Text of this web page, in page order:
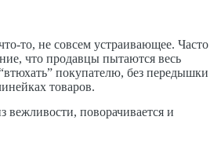
то, не совсем устраивающее. Часто
что продавцы пытаются весь
покупателю, без передышки
товаров.
вежливости, поворачивается и